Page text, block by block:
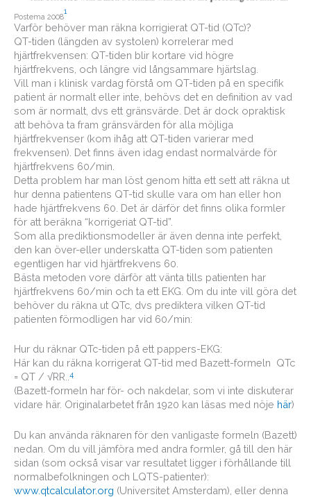
Postema 2008
1
Varför behöver man räkna korrigierat QT-tid (QTc)?
QT-tiden (längden av systolen) korrelerar med
hjärtfrekvensen: QT-tiden blir kortare vid högre
hjärtfrekvens, och längre vid långsammare hjärtslag.
Vill man i klinisk vardag förstå om QT-tiden på en specifik
patient är normalt eller inte, behövs det en definition av vad
som är normalt, dvs ett gränsvärde. Det är dock opraktisk
att behöva ta fram gränsvärden för alla möjliga
hjärtfrekvenser (kom ihåg att QT-tiden varierar med
frekvensen). Det finns även idag endast normalvärde för
hjärtfrekvens 60/min.
Detta problem har man löst genom hitta ett sett att räkna ut
hur denna patientens QT-tid skulle vara om han eller hon
hade hjärtfrekvens 60. Det är därför det finns olika formler
för att beräkna “korrigeriat QT-tid”.
Som alla prediktionsmodeller är även denna inte perfekt,
den kan över-eller underskatta QT-tiden som patienten
egentligen har vid hjärtfrekvens 60.
Bästa metoden vore därför att vänta tills patienten har
hjärtfrekvens 60/min och ta ett EKG. Om du inte vill göra det
behöver du räkna ut QTc, dvs prediktera vilken QT-tid
patienten förmodligen har vid 60/min:
Hur du räknar QTc-tiden på ett pappers-EKG:
Här kan du räkna korrigerat QT-tid med Bazett-formeln QTc
= QT / √RR..4
(Bazett-formeln har för- och nakdelar, som vi inte diskuterar
vidare här. Originalarbetet från 1920 kan läsas med nöje här)
Du kan använda räknaren för den vanligaste formeln (Bazett)
nedan. Om du vill jämföra med andra formler, gå till den här
sidan (som också visar var resultatet ligger i förhållande till
normalbefolkningen och LQTS-patienter):
www.qtcalculator.org (Universitet Amsterdam), eller denna